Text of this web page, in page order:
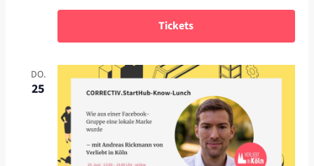
Tickets
DO.
25